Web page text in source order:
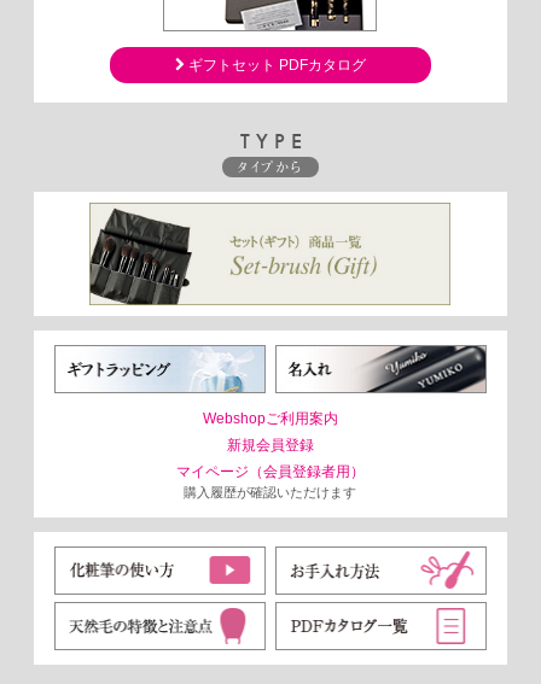
ギフトセット PDFカタログ
TYPE
タイプから
Webshopご利用案内
新規会員登録
マイページ（会員登録者用）
購入履歴が確認いただけます